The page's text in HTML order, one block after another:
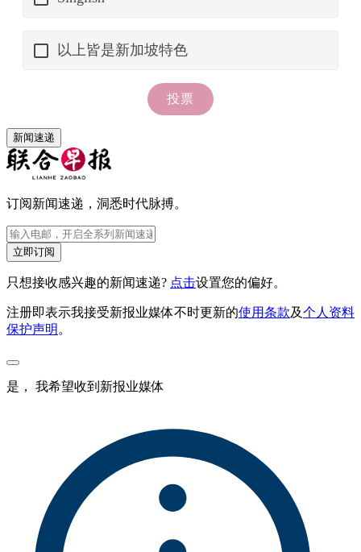
新闻速递
订阅新闻速递，洞悉时代脉搏。
立即订阅
只想接收感兴趣的新闻速递? 点击设置您的偏好。
注册即表示我接受新报业媒体不时更新的使用条款及个人资料
保护声明。
是， 我希望收到新报业媒体